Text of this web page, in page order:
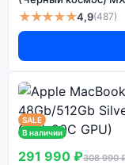
★★★★★4,9(487)
SALE
В наличии
291 990 ₽308 990